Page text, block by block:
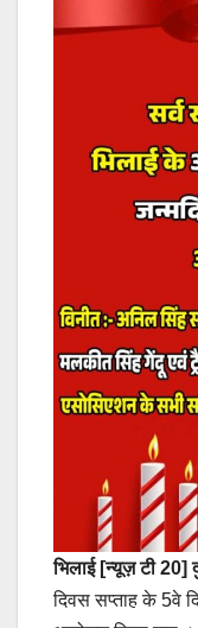
भिलाई [न्यूज़ टी 20]
दिवस सप्ताह के 5वे